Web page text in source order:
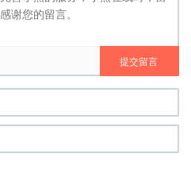
提交留言